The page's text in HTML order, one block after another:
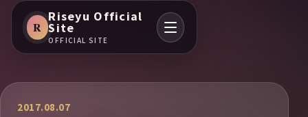
R
Riseyu Official
Site
OFFICIAL SITE
2017.08.07